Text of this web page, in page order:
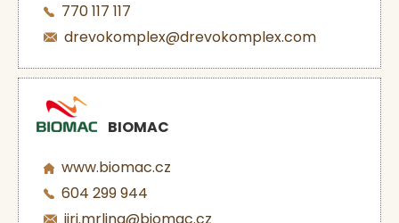
770 117 117
drevokomplex@drevokomplex.com
BIOMAC
www.biomac.cz
604 299 944
jiri.mrlina@biomac.cz